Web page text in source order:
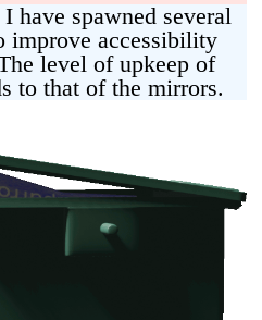
have spawned several
improve accessibility
level of upkeep of
to that of the mirrors.